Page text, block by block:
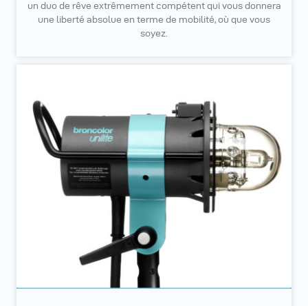
un duo de rêve extrêmement compétent qui vous donnera
une liberté absolue en terme de mobilité, où que vous
soyez.